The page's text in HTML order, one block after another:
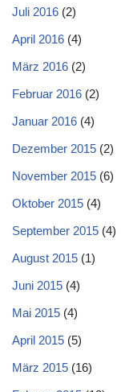
Juli 2016 (2)
April 2016 (4)
März 2016 (2)
Februar 2016 (2)
Januar 2016 (4)
Dezember 2015 (2)
November 2015 (6)
Oktober 2015 (4)
September 2015 (4)
August 2015 (1)
Juni 2015 (4)
Mai 2015 (4)
April 2015 (5)
März 2015 (16)